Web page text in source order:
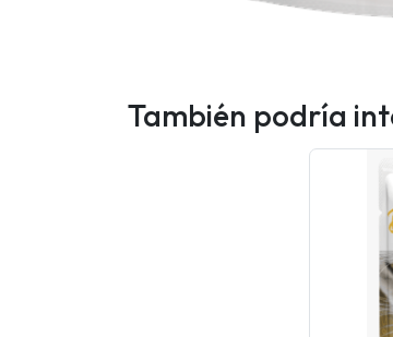
También podría